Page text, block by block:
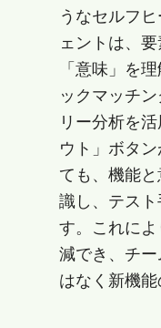
うなセルフ
ェントは、
「意味」を
ックマッチ
リー分析を
ウト」ボタ
ても、機能
識し、テス
す。これに
減でき、チ
はなく新機能